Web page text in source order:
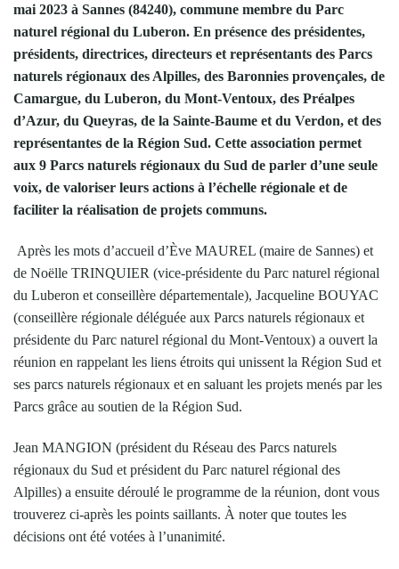
mai 2023 à Sannes (84240), commune membre du Parc
naturel régional du Luberon. En présence des présidentes,
présidents, directrices, directeurs et représentants des Parcs
naturels régionaux des Alpilles, des Baronnies provençales, de
Camargue, du Luberon, du Mont-Ventoux, des Préalpes
d’Azur, du Queyras, de la Sainte-Baume et du Verdon, et des
représentantes de la Région Sud. Cette association permet
aux 9 Parcs naturels régionaux du Sud de parler d’une seule
voix, de valoriser leurs actions à l’échelle régionale et de
faciliter la réalisation de projets communs.
Après les mots d’accueil d’Ève MAUREL (maire de Sannes) et
de Noëlle TRINQUIER (vice-présidente du Parc naturel régional
du Luberon et conseillère départementale), Jacqueline BOUYAC
(conseillère régionale déléguée aux Parcs naturels régionaux et
présidente du Parc naturel régional du Mont-Ventoux) a ouvert la
réunion en rappelant les liens étroits qui unissent la Région Sud et
ses parcs naturels régionaux et en saluant les projets menés par les
Parcs grâce au soutien de la Région Sud.
Jean MANGION (président du Réseau des Parcs naturels
régionaux du Sud et président du Parc naturel régional des
Alpilles) a ensuite déroulé le programme de la réunion, dont vous
trouverez ci-après les points saillants. À noter que toutes les
décisions ont été votées à l’unanimité.